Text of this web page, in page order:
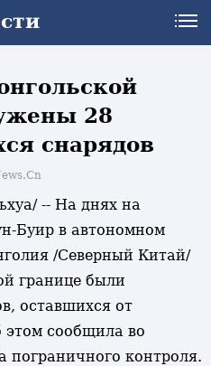
28
снарядов
-- На днях на
Буир в автономном
/Северный Китай/
границе были
оставшихся от
сообщила во
пограничного контроля.